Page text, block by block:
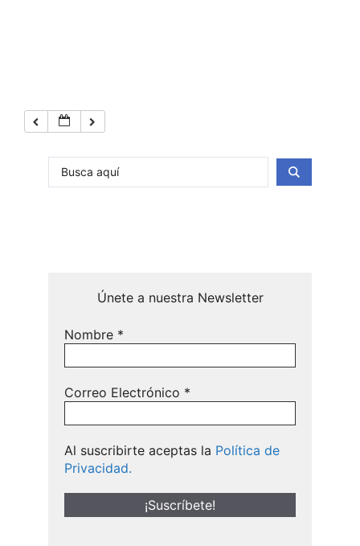
Únete a nuestra Newsletter
Nombre *
Correo Electrónico *
Al suscribirte aceptas la Política de
Privacidad.